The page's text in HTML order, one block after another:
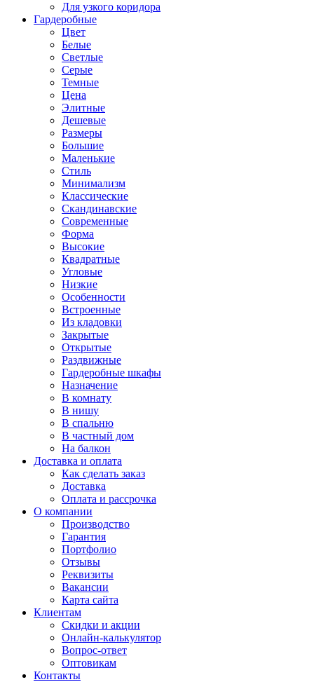
Для узкого коридора
Гардеробные
Цвет
Белые
Светлые
Серые
Темные
Цена
Элитные
Дешевые
Размеры
Большие
Маленькие
Стиль
Минимализм
Классические
Скандинавские
Современные
Форма
Высокие
Квадратные
Угловые
Низкие
Особенности
Встроенные
Из кладовки
Закрытые
Открытые
Раздвижные
Гардеробные шкафы
Назначение
В комнату
В нишу
В спальню
В частный дом
На балкон
Доставка и оплата
Как сделать заказ
Доставка
Оплата и рассрочка
О компании
Производство
Гарантия
Портфолио
Отзывы
Реквизиты
Вакансии
Карта сайта
Клиентам
Скидки и акции
Онлайн-калькулятор
Вопрос-ответ
Оптовикам
Контакты